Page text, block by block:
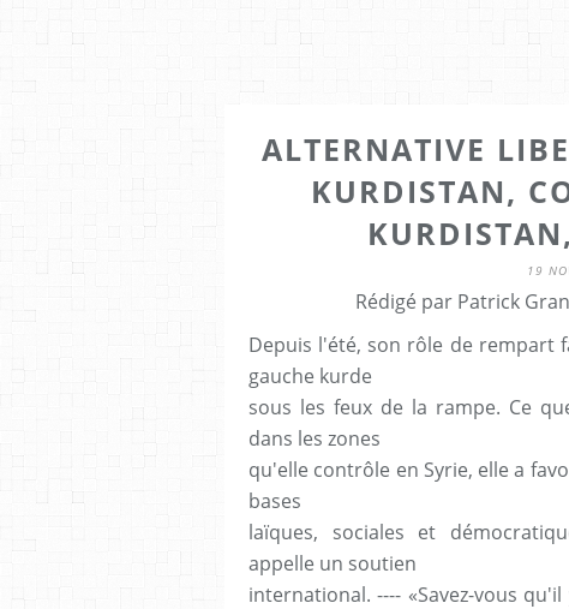
ALTERNATIVE
KURDISTAN,
19
Rédigé par Patrick
Depuis l'été, son rôle de rempart
gauche kurde
sous les feux de la rampe. Ce
dans les zones
qu'elle contrôle en Syrie, elle a
bases
laïques, sociales et
appelle un soutien
international. ---- «Savez-vous